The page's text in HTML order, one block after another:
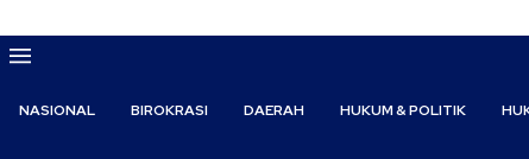
NASIONAL BIROKRASI DAERAH HUKUM & POLITIK